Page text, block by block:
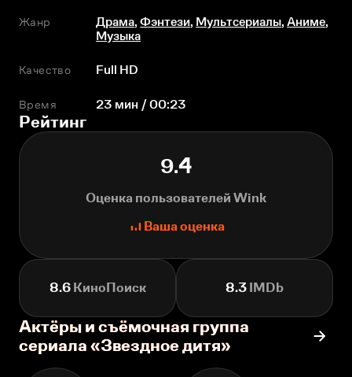
Жанр Драма,Фэнтези, Мультсериалы,Аниме,
Музыка
Качество Full HD
Время 23 мин / 00:23
Рейтинг
9.4
Оценка пользователей Wink
Ваша оценка
8.6КиноПоиск 8.3 IMDb
Актёры и съёмочная группа
сериала «Звездное дитя»